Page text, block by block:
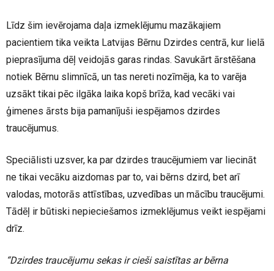
Līdz šim ievērojama daļa izmeklējumu mazākajiem
pacientiem tika veikta Latvijas Bērnu Dzirdes centrā, kur lielā
pieprasījuma dēļ veidojās garas rindas. Savukārt ārstēšana
notiek Bērnu slimnīcā, un tas nereti nozīmēja, ka to varēja
uzsākt tikai pēc ilgāka laika kopš brīža, kad vecāki vai
ģimenes ārsts bija pamanījuši iespējamos dzirdes
traucējumus.
Speciālisti uzsver, ka par dzirdes traucējumiem var liecināt
ne tikai vecāku aizdomas par to, vai bērns dzird, bet arī
valodas, motorās attīstības, uzvedības un mācību traucējumi.
Tādēļ ir būtiski nepieciešamos izmeklējumus veikt iespējami
drīz.
“Dzirdes traucējumu sekas ir cieši saistītas ar bērna